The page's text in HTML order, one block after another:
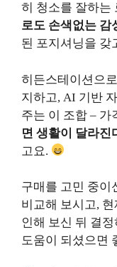
히 청소를 잘하는
로도 손색없는 감
된 포지셔닝을 갖
히든스테이션으
지하고, AI 기반
주는 이 조합 – 가
면 생활이 달라진
고요.
구매를 고민 중이
비교해 보시고,
인해 보신 뒤 결
도움이 되셨으면